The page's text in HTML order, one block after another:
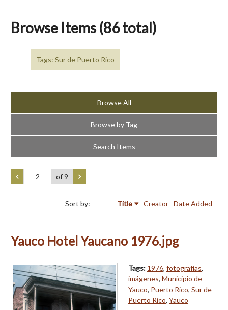
Browse Items (86 total)
Tags: Sur de Puerto Rico
Browse All
Browse by Tag
Search Items
of 9
Sort by: Title Creator Date Added
Yauco Hotel Yaucano 1976.jpg
Tags: 1976, fotografías,
imágenes, Municipio de
Yauco, Puerto Rico, Sur de
Puerto Rico, Yauco